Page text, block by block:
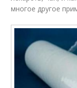
многое другое